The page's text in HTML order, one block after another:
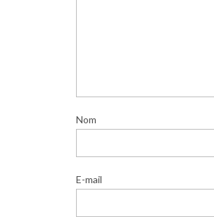
Nom
E-mail